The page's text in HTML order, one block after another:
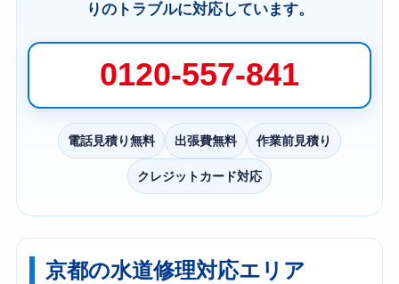
りのトラブルに対応しています。
0120-557-841
電話見積り無料 出張費無料 作業前見積り
クレジットカード対応
京都の水道修理対応エリア